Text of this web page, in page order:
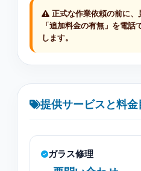
正式な作業依頼の前に
「追加料金の有無」を電
します。
提供サービスと料金
ガラス修理